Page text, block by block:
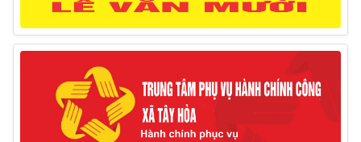
tịch UBND huyện và Phó Chủ tịch Hội đồng nhân dân
huyện (Từ ngày 10/3/2025 – 14/3/2025)
10/03/2025
Thông báo tổ chức thực hiện Cưỡng chế buộc thực
hiện biện pháp khắc phục hậu quả trong lĩnh vực đất đai
17/06/2025